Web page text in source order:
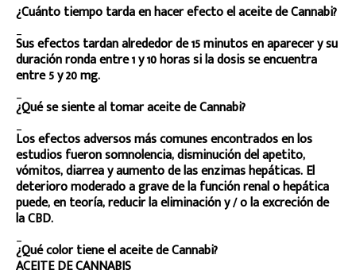
¿Cuánto tiempo tarda en hacer efecto el aceite de Cannabi?
Sus efectos tardan alrededor de 15 minutos en aparecer y su
duración ronda entre 1 y 10 horas si la dosis se encuentra
entre 5 y 20 mg.
¿Qué se siente al tomar aceite de Cannabi?
Los efectos adversos más comunes encontrados en los
estudios fueron somnolencia, disminución del apetito,
vómitos, diarrea y aumento de las enzimas hepáticas. El
deterioro moderado a grave de la función renal o hepática
puede, en teoría, reducir la eliminación y / o la excreción de
la CBD.
¿Qué color tiene el aceite de Cannabi?
ACEITE DE CANNABIS